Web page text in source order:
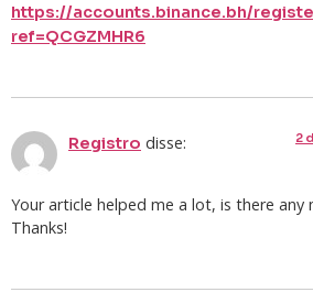
https://accounts.binance.bh/
ref=QCGZMHR6
Registro disse: 2
Your article helped me a lot, is there
Thanks!